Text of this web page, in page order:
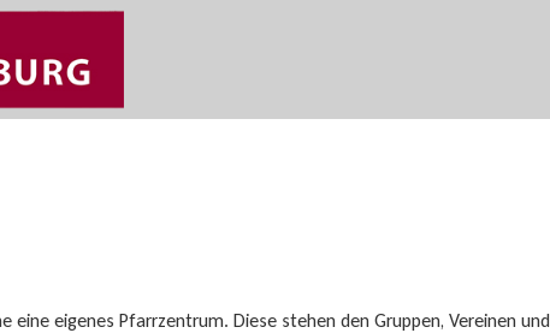
eigenes Pfarrzentrum. Diese stehen den Gruppen, Vereinen und